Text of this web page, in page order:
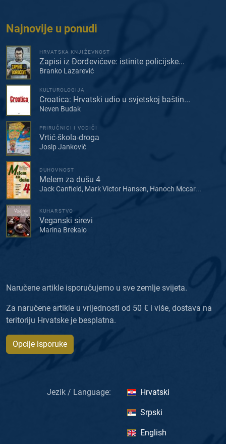
Najnovije u ponudi
HRVATSKA KNJIŽEVNOST
Zapisi iz Đorđevićeve: istinite policijske...
Branko Lazarević
KULTUROLOGIJA
Croatica: Hrvatski udio u svjetskoj baštin...
Neven Budak
PRIRUČNICI I VODIČI
Vrtić-škola-droga
Josip Janković
DUHOVNOST
Melem za dušu 4
Jack Canfield, Mark Victor Hansen, Hanoch Mccar...
KUHARSTVO
Veganski sirevi
Marina Brekalo
Naručene artikle isporučujemo u sve zemlje svijeta.
Za naručene artikle u vrijednosti od 50 € i više, dostava na
teritoriju Hrvatske je besplatna.
Opcije isporuke
Jezik / Language: Hrvatski
Srpski
English